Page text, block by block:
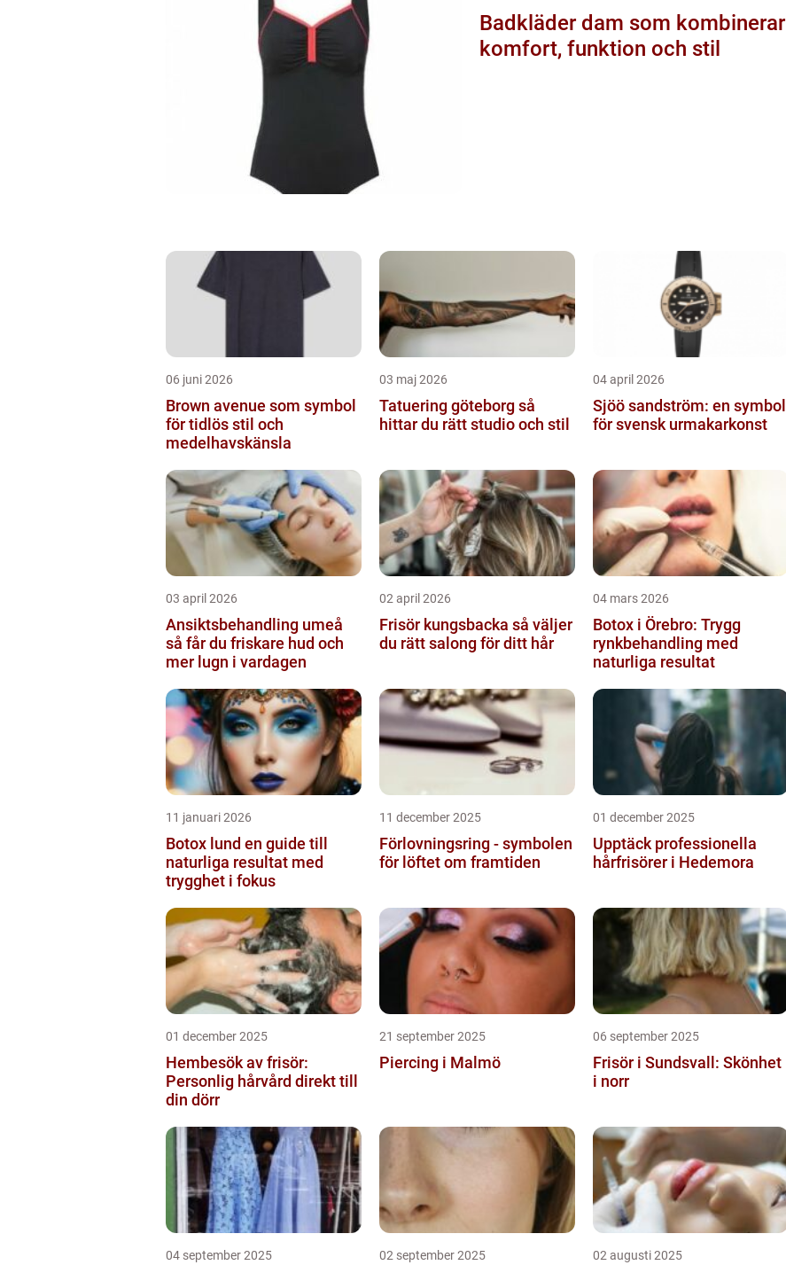
Badkläder dam som kombinerar
komfort, funktion och stil
06 juni 2026
Brown avenue som symbol
för tidlös stil och
medelhavskänsla
03 maj 2026
Tatuering göteborg så
hittar du rätt studio och stil
04 april 2026
Sjöö sandström: en symbol
för svensk urmakarkonst
03 april 2026
Ansiktsbehandling umeå
så får du friskare hud och
mer lugn i vardagen
02 april 2026
Frisör kungsbacka så väljer
du rätt salong för ditt hår
04 mars 2026
Botox i Örebro: Trygg
rynkbehandling med
naturliga resultat
11 januari 2026
Botox lund en guide till
naturliga resultat med
trygghet i fokus
11 december 2025
Förlovningsring - symbolen
för löftet om framtiden
01 december 2025
Upptäck professionella
hårfrisörer i Hedemora
01 december 2025
Hembesök av frisör:
Personlig hårvård direkt till
din dörr
21 september 2025
Piercing i Malmö
06 september 2025
Frisör i Sundsvall: Skönhet
i norr
04 september 2025 02 september 2025 02 augusti 2025